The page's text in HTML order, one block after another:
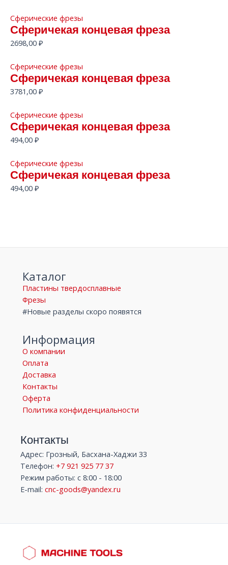
Сферические фрезы
Сферичекая концевая фреза
2698,00 ₽
Сферические фрезы
Сферичекая концевая фреза
3781,00 ₽
Сферические фрезы
Сферичекая концевая фреза
494,00 ₽
Сферические фрезы
Сферичекая концевая фреза
494,00 ₽
Каталог
Пластины твердосплавные
Фрезы
#Новые разделы скоро появятся
Информация
О компании
Оплата
Доставка
Контакты
Оферта
Политика конфиденциальности
Контакты
Адрес: Грозный, Басхана-Хаджи 33
Телефон: +7 921 925 77 37
Режим работы: с 8:00 - 18:00
E-mail: cnc-goods@yandex.ru